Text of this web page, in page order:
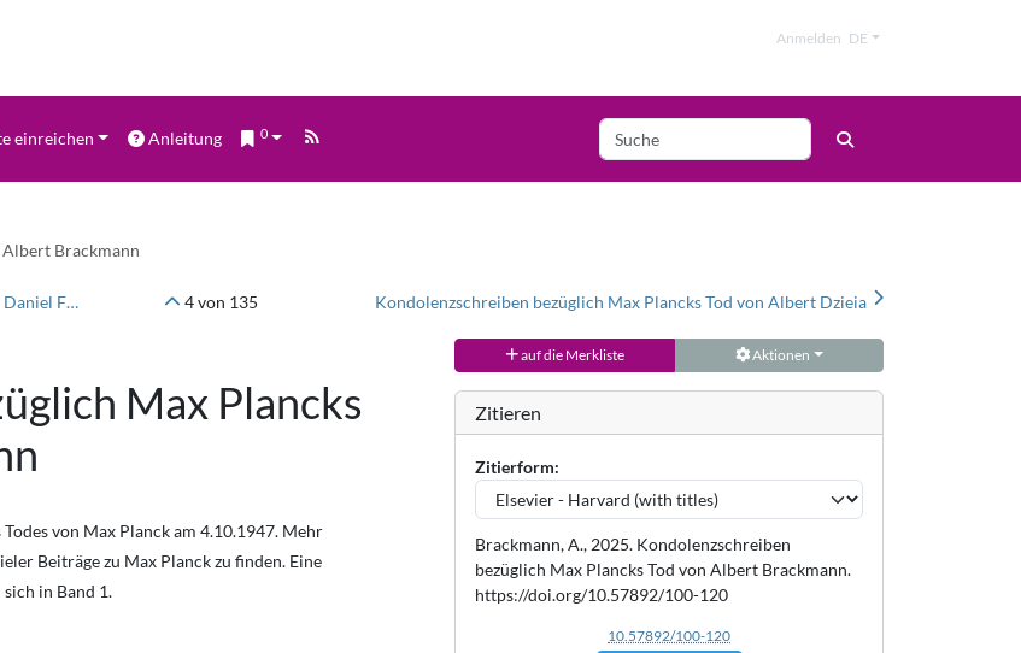
Anmelden DE
einreichen Anleitung 0
Brackmann
Kondolenzschreiben bezüglich Max Plancks Tod von Adrian Daniel Fokker 4 von 135 Kondolenzschreiben bezüglich Max Plancks Tod von Albert Dzieia
Max Plancks
von Max Planck am 4.10.1947. Mehr
Beiträge zu Max Planck zu finden. Eine
in Band 1.
auf die Merkliste Aktionen
Zitieren
Zitierform:
Brackmann, A., 2025. Kondolenzschreiben
bezüglich Max Plancks Tod von Albert Brackmann.
https://doi.org/10.57892/100-120
10.57892/100-120